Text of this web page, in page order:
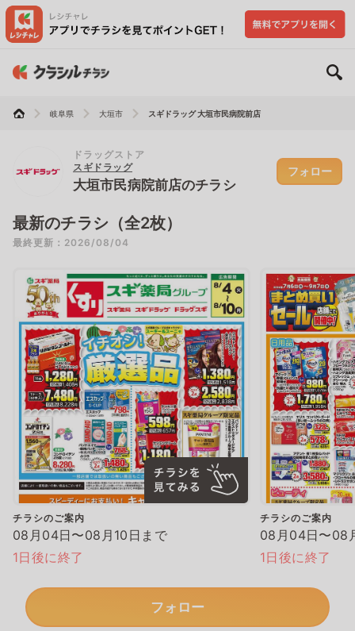
岐阜県 大垣市 スギドラッグ 大垣市民病院前店
ドラッグストア
スギドラッグ
大垣市民病院前店のチラシ
フォロー
最新のチラシ（全2枚）
最終更新：2026/08/04
チラシのご案内
08月04日〜08月10日まで
1日後に終了
チラシのご案内
08月04日〜08
1日後に終了
フォロー